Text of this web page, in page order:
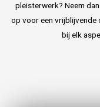
pleisterwerk? Neem
op voor een vrijblijvende
bij elk